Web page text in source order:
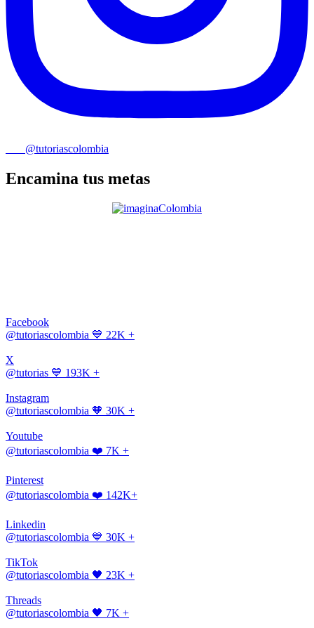
@tutoriascolombia
Encamina tus metas
Facebook
@tutoriascolombia 💙 22K +
X
@tutorias 💙 193K +
Instagram
@tutoriascolombia 🧡 30K +
Youtube
@tutoriascolombia ❤️ 7K +
Pinterest
@tutoriascolombia ❤️ 142K+
Linkedin
@tutoriascolombia 💙 30K +
TikTok
@tutoriascolombia 🖤 23K +
Threads
@tutoriascolombia 🖤 7K +